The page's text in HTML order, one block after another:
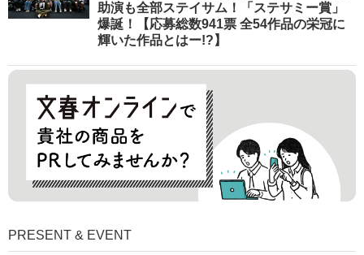
助演も全部ステイサム！「ステサミー賞」
爆誕！【応募総数941票 全54作品の栄冠に
輝いた作品とはー!?】
PRESENT & EVENT